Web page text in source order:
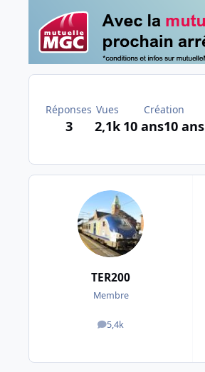
Réponses
3
Vues
2,1k
Création
10 ans10 ans
TER200
Membre
5,4k
messages